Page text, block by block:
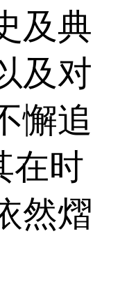
及典
及对
懈追
在时
然熠